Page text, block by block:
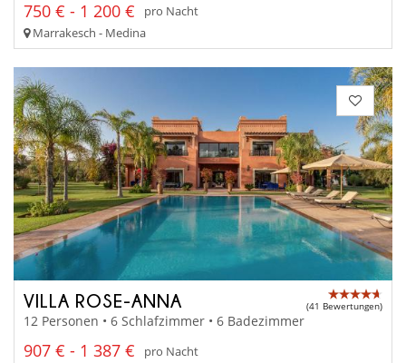
750 € - 1 200 €
pro Nacht
Marrakesch - Medina
VILLA ROSE-ANNA (41 Bewertungen)
12 Personen • 6 Schlafzimmer • 6 Badezimmer
907 € - 1 387 €
pro Nacht